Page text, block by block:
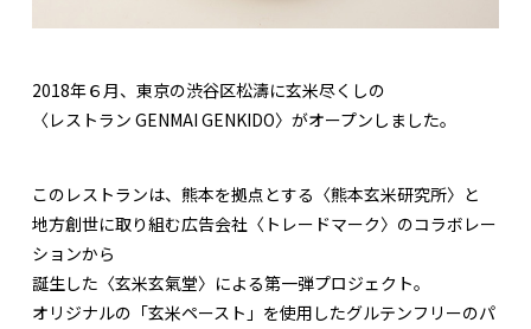
2018年６月、東京の渋谷区松濤に玄米尽くしの
〈レストラン GENMAI GENKIDO〉がオープンしました。
このレストランは、熊本を拠点とする〈熊本玄米研究所〉と
地方創世に取り組む広告会社〈トレードマーク〉のコラボレー
ションから
誕生した〈玄米玄氣堂〉による第一弾プロジェクト。
オリジナルの「玄米ペースト」を使用したグルテンフリーのパ